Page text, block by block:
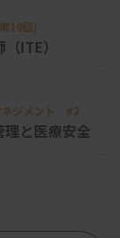
回］
ITE）
ネジメント #2
と医療安全